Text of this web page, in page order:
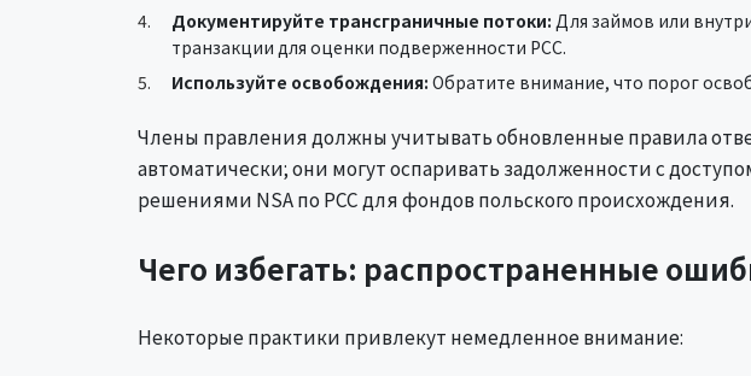
Документируйте трансграничные потоки: Для займов или
транзакции для оценки подверженности PCC.
Используйте освобождения: Обратите внимание, что порог
Члены правления должны учитывать обновленные правила
автоматически; они могут оспаривать задолженности с
решениями NSA по PCC для фондов польского происхождения.
Чего избегать: распространенные
Некоторые практики привлекут немедленное внимание: